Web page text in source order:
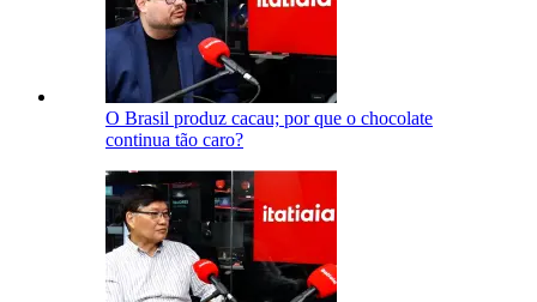
O Brasil produz cacau; por que o chocolate
continua tão caro?